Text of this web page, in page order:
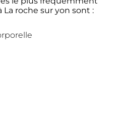
roche sur yon sont :